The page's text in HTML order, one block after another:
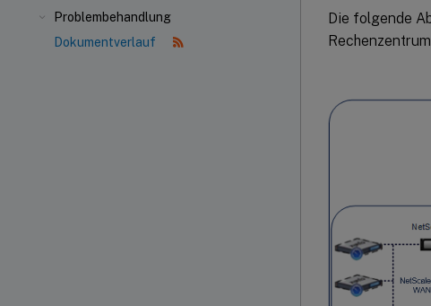
Problembehandlung
Dokumentverlauf
Die folgende